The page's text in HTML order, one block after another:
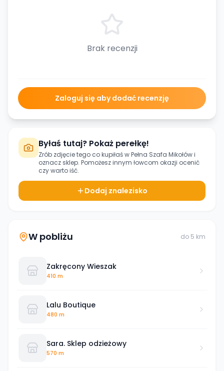
Brak recenzji
Zaloguj się aby dodać recenzję
Byłaś tutaj? Pokaż perełkę!
Zrób zdjęcie tego co kupiłaś wPełna Szafa Mikołówi
oznacz sklep. Pomożesz innym łowcom okazji ocenić
czy warto iść.
Dodaj znalezisko
W pobliżu do 5 km
Zakręcony Wieszak
410 m
Lalu Boutique
480 m
Sara. Sklep odzieżowy
570 m